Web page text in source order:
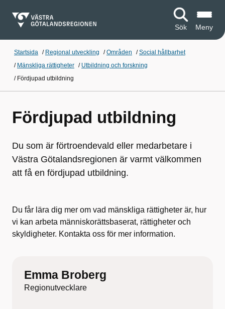
Sök Meny
Startsida / Regional utveckling /Områden /Social hållbarhet
/ Mänskliga rättigheter / Utbildning och forskning
/ Fördjupad utbildning
Fördjupad utbildning
Du som är förtroendevald eller medarbetare i
Västra Götalandsregionen är varmt välkommen
att få en fördjupad utbildning.
Du får lära dig mer om vad mänskliga rättigheter är, hur
vi kan arbeta människorättsbaserat, rättigheter och
skyldigheter. Kontakta oss för mer information.
Emma Broberg
Regionutvecklare